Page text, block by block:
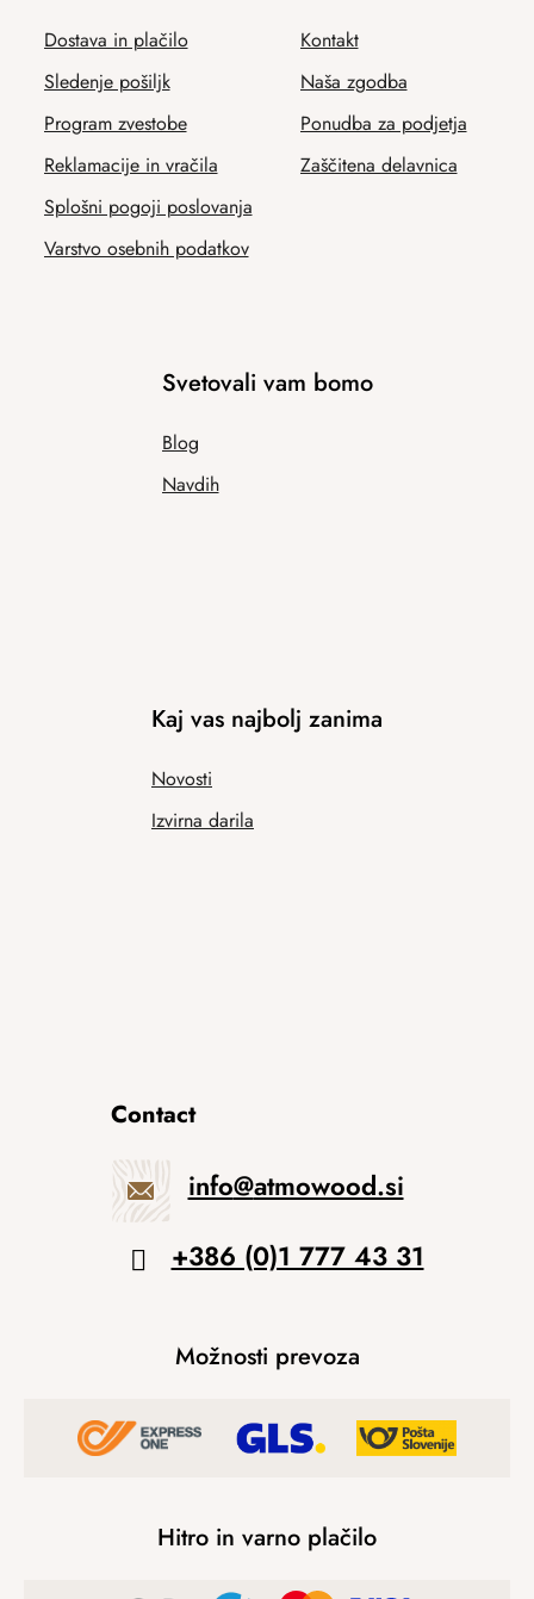
Dostava in plačilo
Sledenje pošiljk
Program zvestobe
Reklamacije in vračila
Splošni pogoji poslovanja
Varstvo osebnih podatkov
Kontakt
Naša zgodba
Ponudba za podjetja
Zaščitena delavnica
Svetovali vam bomo
Blog
Navdih
Kaj vas najbolj zanima
Novosti
Izvirna darila
Contact
info@atmowood.si
+386 (0)1 777 43 31
Možnosti prevoza
Hitro in varno plačilo